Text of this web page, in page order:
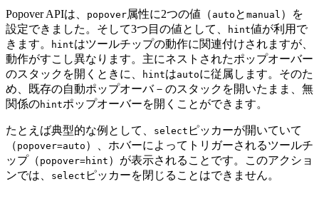
Popover APIは、 popover属性に2つの値（ auto と manual ）を
設定できました。そして3つ目の値として、
hint値が利用で
きます。
hintはツールチップの動作に関連付けされますが、
動作がすこし異なります。主にネストされたポップオーバー
のスタックを開くときに、
hintはautoに従属します。そのた
め、既存の自動ポップオーバ－のスタックを開いたまま、無
関係のhintポップオーバーを開くことができます。
たとえば典型的な例として、 select ピッカーが開いていて
（ popover=auto ）、ホバーによってトリガーされるツールチ
ップ（ popover=hint ）が表示されることです。このアクショ
ンでは、
select ピッカーを閉じることはできません。